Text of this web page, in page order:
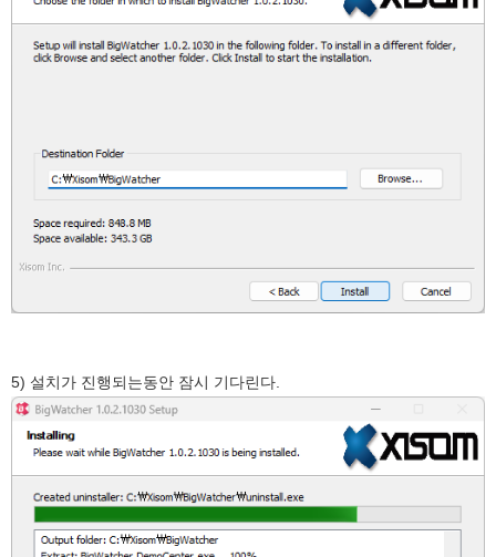
5) 설치가 진행되는동안 잠시 기다린다.